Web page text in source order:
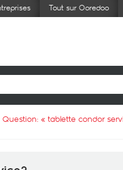
Tout sur Ooredoo
Question: « tablette condor